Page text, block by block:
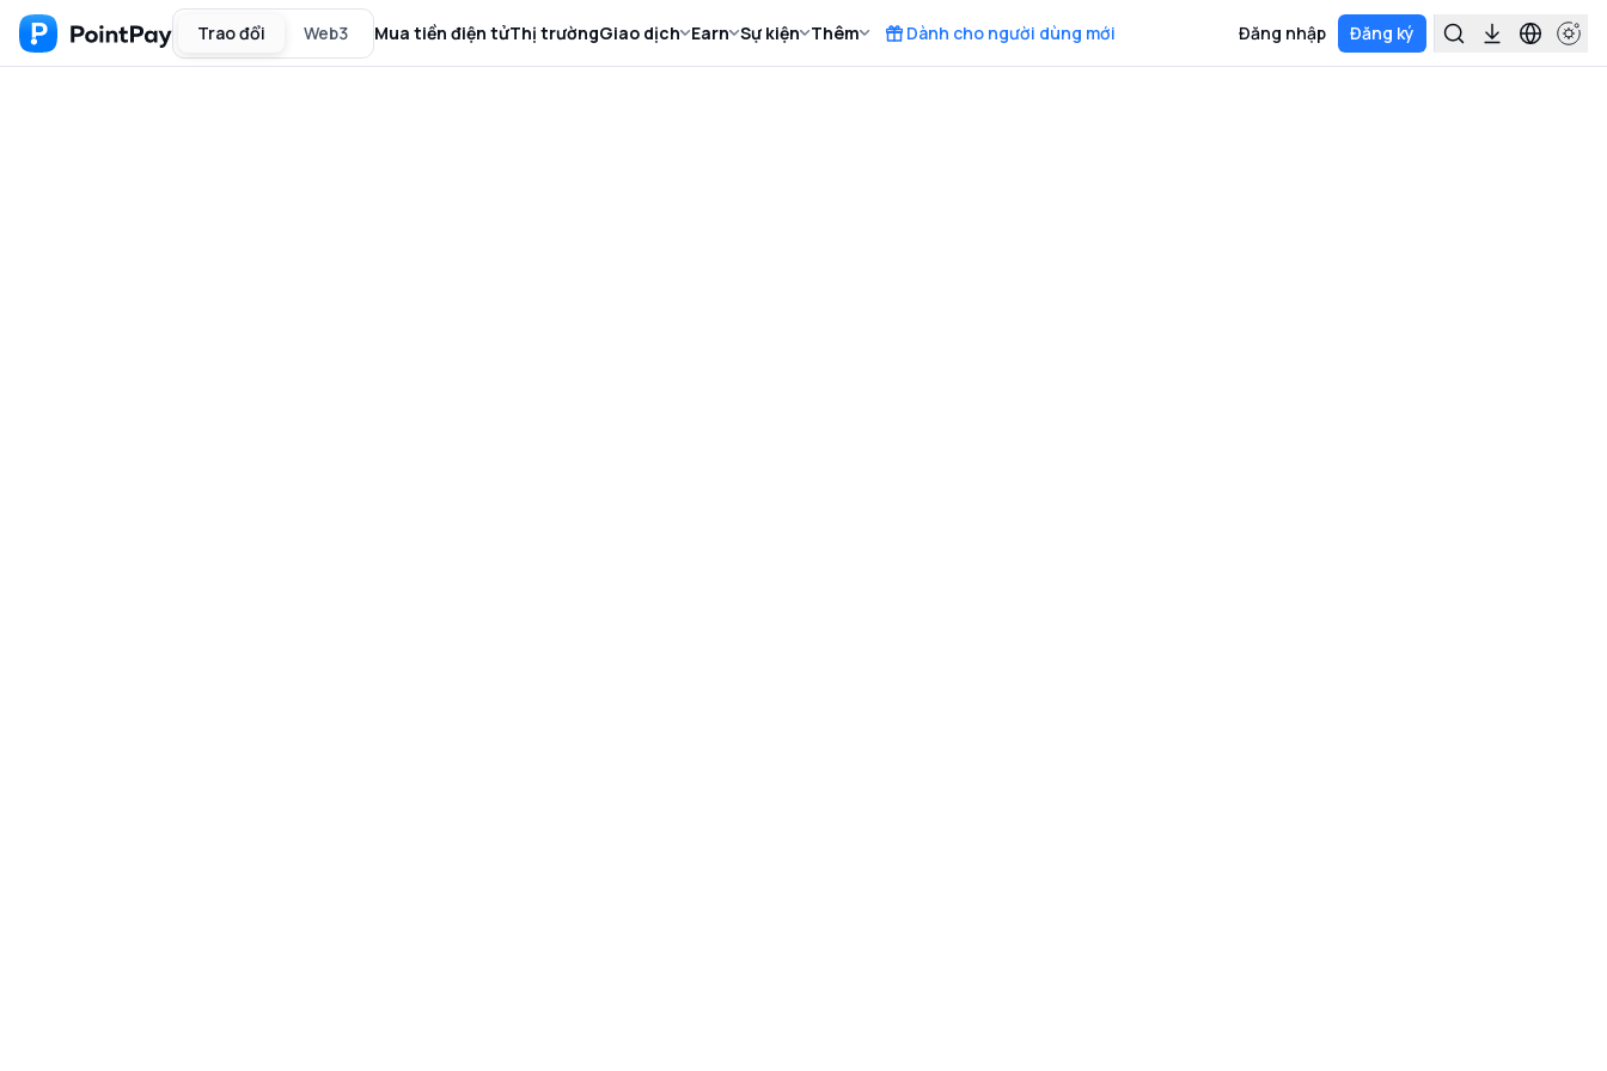
Trao đổi Web3 Mua tiền điện tửThị trườngGiao dịch Earn Sự kiện Thêm Dành cho người dùng mới Đăng nhập Đăng ký